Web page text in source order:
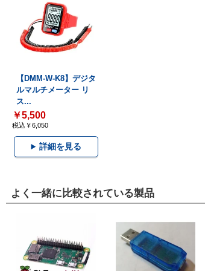
【DMM-W-K8】デジタ
ルマルチメーター リ
ス...
￥5,500
税込￥6,050
詳細を見る
よく一緒に比較されている製品